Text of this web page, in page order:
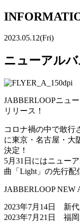
2023.05.12(Fri)
ニューアルバ
JABBERLOOPニュ
リリース！
コロナ禍の中で敢行
に東京・名古屋・大
決定！
5月31日にはニュー
曲「Light」の先行配
JABBERLOOP NEW
2023年7月14日 新代
2023年7月21日 福岡